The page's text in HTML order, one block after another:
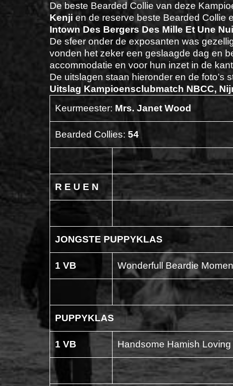
De beste Bearded Collie van deze
Kenji en de reserve beste Bearded Collie
Intown Des Bergers Des Mille Et Une
De sfeer onder de exposanten was
vonden het zeker een geslaagde dag en
accommodatie en voor hun inzet in de
De uitslagen staan hieronder en de foto’s
Uitslag Kampioensclubmatch NBCC,
Keurmeester: Mrs. Janet Wood
Bearded Collies: 54
R E U E N
JONGSTE PUPPYKLAS
1 VB Wonderfull Beardie
PUPPYKLAS
1 VB Handsome Hamish